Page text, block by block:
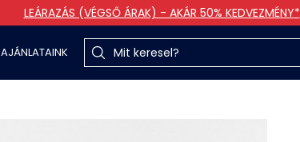
LEÁRAZÁS (VÉGSŐ ÁRAK) - AKÁR 50% KEDVEZMÉNY*
AJÁNLATAINK